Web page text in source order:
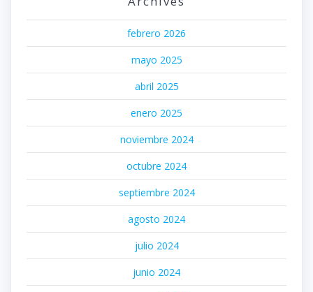
febrero 2026
mayo 2025
abril 2025
enero 2025
noviembre 2024
octubre 2024
septiembre 2024
agosto 2024
julio 2024
junio 2024